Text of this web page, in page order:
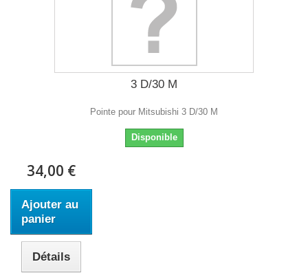
3 D/30 M
Pointe pour Mitsubishi 3 D/30 M
Disponible
34,00 €
Ajouter au
panier
Détails